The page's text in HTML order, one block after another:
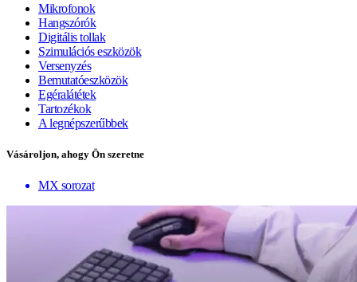
Mikrofonok
Hangszórók
Digitális tollak
Szimulációs eszközök
Versenyzés
Bemutatóeszközök
Egéralátétek
Tartozékok
A legnépszerűbbek
Vásároljon, ahogy Ön szeretne
MX sorozat